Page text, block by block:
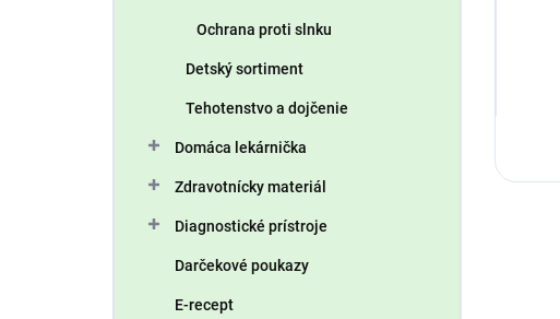
Ochrana proti slnku
Detský sortiment
Tehotenstvo a dojčenie
Domáca lekárnička
Zdravotnícky materiál
Diagnostické prístroje
Darčekové poukazy
E-recept